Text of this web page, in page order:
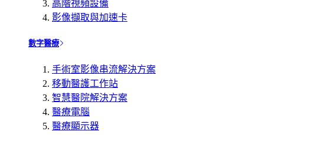
高階視頻設備
影像擷取與加速卡
數字醫療
手術室影像串流解決方案
移動醫護工作站
智慧醫院解決方案
醫療電腦
醫療顯示器